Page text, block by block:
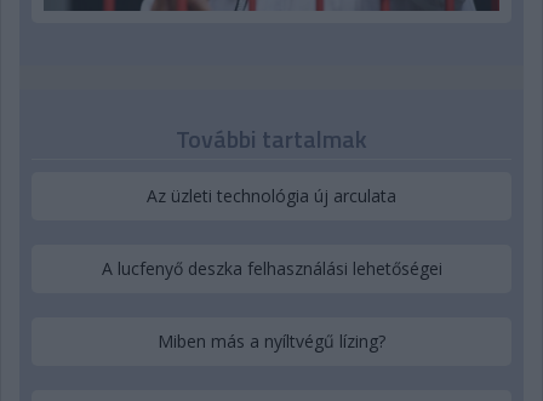
További tartalmak
Az üzleti technológia új arculata
A lucfenyő deszka felhasználási lehetőségei
Miben más a nyíltvégű lízing?